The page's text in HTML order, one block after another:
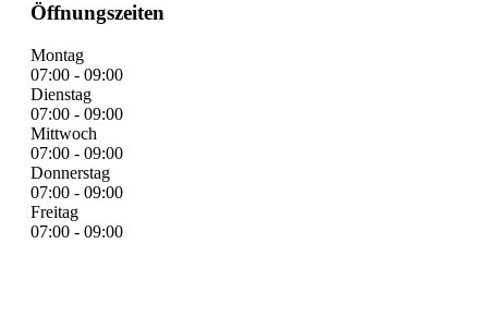
Öffnungszeiten
Montag
07:00 - 09:00
Dienstag
07:00 - 09:00
Mittwoch
07:00 - 09:00
Donnerstag
07:00 - 09:00
Freitag
07:00 - 09:00